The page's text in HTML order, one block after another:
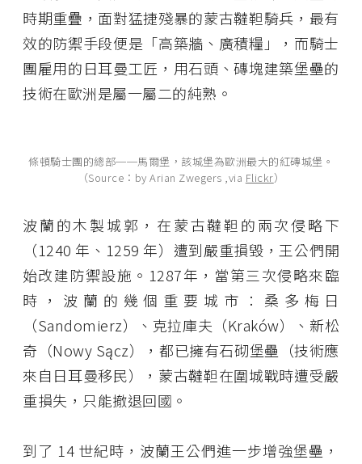
時期重疊，面對猛捷殘暴的蒙古韃靼騎兵，最有
效的防禦手段便是「高築牆、廣積糧」，而騎士
團雇用的日耳曼工匠，用石頭、磚塊建築堡壘的
技術在歐洲是屬一屬二的純熟。
條頓騎士團的總部──馬爾堡，該城堡為歐洲最大的紅磚城堡。
（Source：by Arian Zwegers ,via Flickr）
波蘭的木製城郭，在蒙古韃靼的兩次侵略下
（1240 年、1259 年）遭到嚴重損毀，王公們開
始改建防禦設施。1287年，當第三次侵略來臨
時，波蘭的幾個重要城市：桑多梅日
（Sandomierz）、克拉庫夫（Kraków）、新松
奇（Nowy Sącz），都已擁有石砌堡壘（技術應
來自日耳曼移民），蒙古韃靼在圍城戰時遭受嚴
重損失，只能撤退回國。
到了 14 世紀時，波蘭王公們進一步增強堡壘，